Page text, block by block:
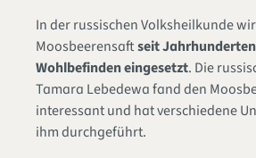
In der russischen Volksheilkunde
Moosbeerensaftseit
Wohlbefinden eingesetzt. Die
Tamara Lebedewa fand den
interessant und hat verschiedene
ihm durchgeführt.